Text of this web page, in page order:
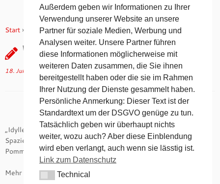
Inhalt
Start » Geschichtliches » Weid´mühl-Brücke 1910
Weid´mühl-Brücke 1910
18. Juli 2014inGeschichtlichesvontk(aktualisiert am18. Juli 2019
„Idylle Pommelsbrunn“ steht auf der Ansichtskarte, die
Spaziergängerinnen auf der alten Weidenmühlebrücke, von
Pommelsbrunn kommen, Richtung Arzlohe entlang gehen.
Mehr Details imNürnbergWiki
Außerdem geben wir Informationen zu Ihrer
Verwendung unserer Website an unsere
Partner für soziale Medien, Werbung und
Analysen weiter. Unsere Partner führen
diese Informationen möglicherweise mit
weiteren Daten zusammen, die Sie ihnen
bereitgestellt haben oder die sie im Rahmen
Ihrer Nutzung der Dienste gesammelt haben.
Persönliche Anmerkung: Dieser Text ist der
Standardtext um der DSGVO genüge zu tun.
Tatsächlich geben wir überhaupt nichts
weiter, wozu auch? Aber diese Einblendung
wird eben verlangt, auch wenn sie lässtig ist.
Link zum Datenschutz
TechnicalTechnical